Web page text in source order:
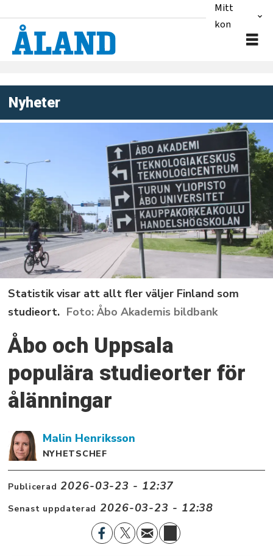
Mitt
konto
Nyheter
Statistik visar att allt fler väljer Finland som
studieort.
Åbo Akademis bildbank
Åbo och Uppsala
populära studieorter för
ålänningar
Malin Henriksson
NYHETSCHEF
Publicerad 2026-03-23 - 12:37
Senast uppdaterad 2026-03-23 - 12:38